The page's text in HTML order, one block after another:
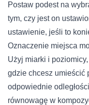
Postaw podest na
tym, czy jest on
ustawienie, jeśli to
Oznaczenie miejsca
Użyj miarki i
gdzie chcesz umieścić
odpowiednie
równowagę w